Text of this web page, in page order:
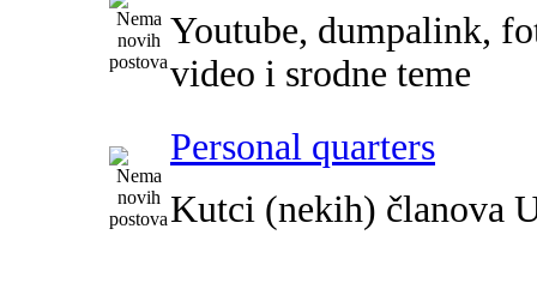
Youtube, dumpalink,
video i srodne teme
Personal quarters
Kutci (nekih) članova